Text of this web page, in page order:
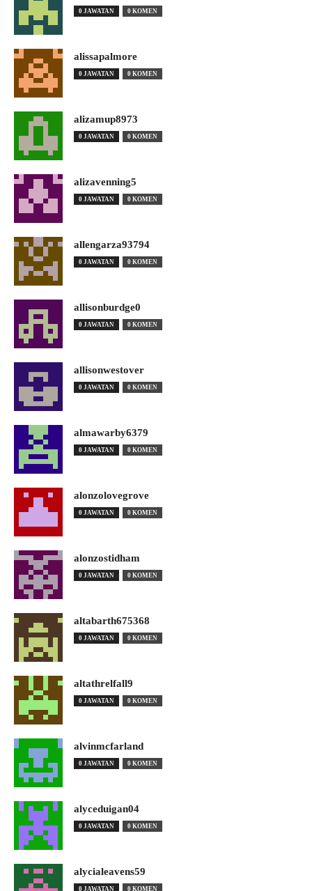
0 JAWATAN 0 KOMEN
alissapalmore
0 JAWATAN 0 KOMEN
alizamup8973
0 JAWATAN 0 KOMEN
alizavenning5
0 JAWATAN 0 KOMEN
allengarza93794
0 JAWATAN 0 KOMEN
allisonburdge0
0 JAWATAN 0 KOMEN
allisonwestover
0 JAWATAN 0 KOMEN
almawarby6379
0 JAWATAN 0 KOMEN
alonzolovegrove
0 JAWATAN 0 KOMEN
alonzostidham
0 JAWATAN 0 KOMEN
altabarth675368
0 JAWATAN 0 KOMEN
altathrelfall9
0 JAWATAN 0 KOMEN
alvinmcfarland
0 JAWATAN 0 KOMEN
alyceduigan04
0 JAWATAN 0 KOMEN
alycialeavens59
0 JAWATAN 0 KOMEN